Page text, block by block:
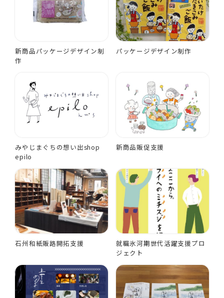
新商品パッケージデザイン制
作
パッケージデザイン制作
みやじまぐちの想い出shop
epilo
新商品販促支援
石州和紙販路開拓支援
就職氷河期世代活躍支援プロ
ジェクト